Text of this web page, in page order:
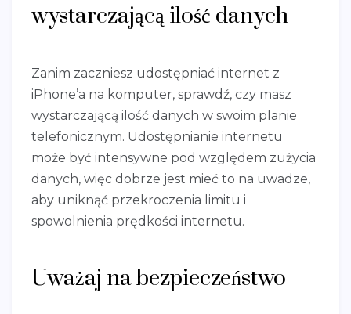
wystarczającą ilość danych
Zanim zaczniesz udostępniać internet z
iPhone’a na komputer, sprawdź, czy masz
wystarczającą ilość danych w swoim planie
telefonicznym. Udostępnianie internetu
może być intensywne pod względem zużycia
danych, więc dobrze jest mieć to na uwadze,
aby uniknąć przekroczenia limitu i
spowolnienia prędkości internetu.
Uważaj na bezpieczeństwo